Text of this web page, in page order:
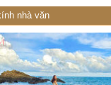
nhà văn